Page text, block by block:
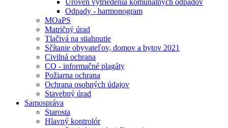
Úroveň vytriedenia komunálnych odpadov
Odpady - harmonogram
MOaPS
Matričný úrad
Tlačivá na stiahnutie
Sčítanie obyvateľov, domov a bytov 2021
Civilná ochrana
CO - informačné plagáty
Požiarna ochrana
Ochrana osobných údajov
Stavebný úrad
Samospráva
Starosta
Hlavný kontrolór